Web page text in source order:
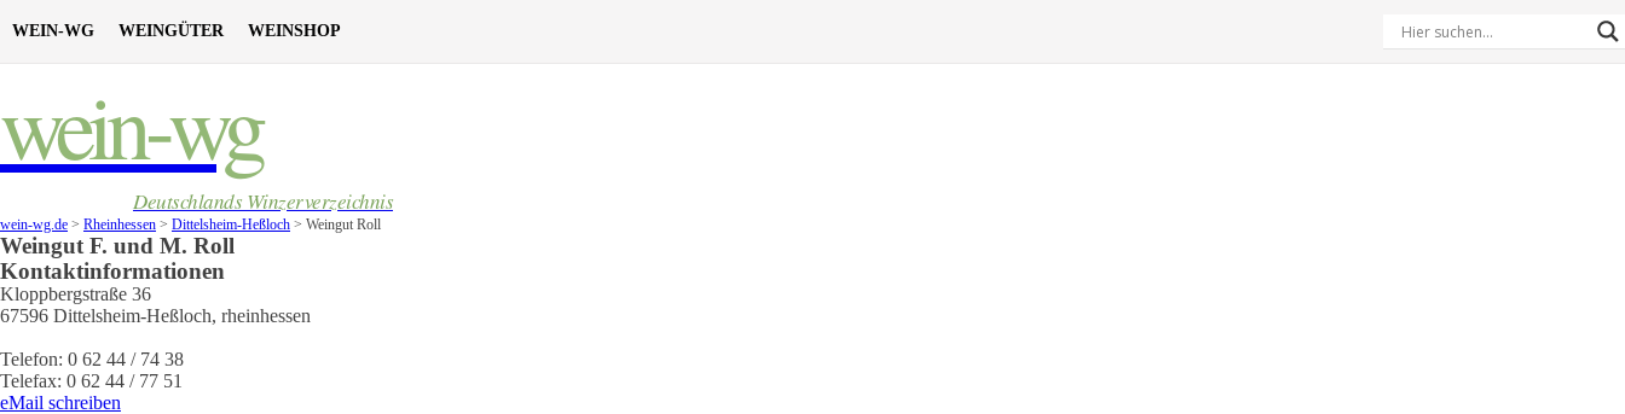
WEIN-WG WEINGÜTER WEINSHOP
wein-wg
Deutschlands Winzerverzeichnis
wein-wg.de > Rheinhessen > Dittelsheim-Heßloch > Weingut Roll
Weingut F. und M. Roll
Kontaktinformationen
Kloppbergstraße 36
67596 Dittelsheim-Heßloch, rheinhessen
Telefon: 0 62 44 / 74 38
Telefax: 0 62 44 / 77 51
eMail schreiben